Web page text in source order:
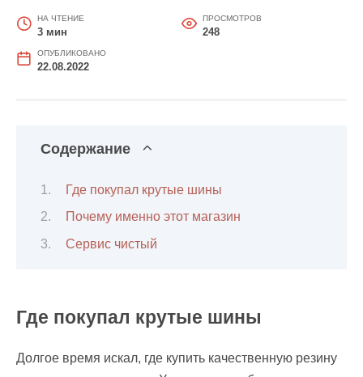
НА ЧТЕНИЕ
3 мин
ПРОСМОТРОВ
248
ОПУБЛИКОВАНО
22.08.2022
Содержание
Где покупал крутые шины
Почему именно этот магазин
Сервис чистый
Где покупал крутые шины
Долгое время искал, где купить качественную резину